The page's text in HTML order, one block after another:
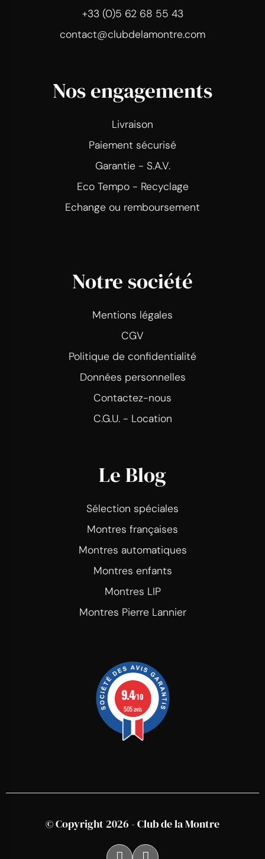
+33 (0)5 62 68 55 43
contact@clubdelamontre.com
Nos engagements
Livraison
Paiement sécurisé
Garantie - S.A.V.
Eco Tempo - Recyclage
Echange ou remboursement
Notre société
Mentions légales
CGV
Politique de confidentialité
Données personnelles
Contactez-nous
C.G.U. - Location
Le Blog
Sélection spéciales
Montres françaises
Montres automatiques
Montres enfants
Montres LIP
Montres Pierre Lannier
9.4/10
505 avis
© Copyright 2026 - Club de la Montre